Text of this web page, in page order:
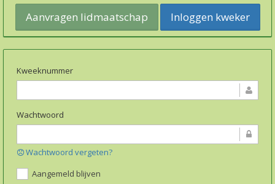
Inloggen kweker
Kweeknummer
Wachtwoord
Wachtwoord vergeten?
Aangemeld blijven